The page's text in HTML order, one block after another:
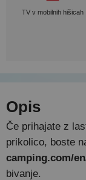
TV v mobilnih hišicah
Opis
Če prihajate z
prikolico, boste
camping.com/
bivanje.